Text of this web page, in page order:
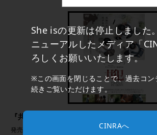
She isの更新は停止しました
ニューアルしたメディア「
ろしくお願いいたします。
※この画面を閉じることで、過去コン
続きご覧いただけます。
CINRAへ
『共犯』
発売中